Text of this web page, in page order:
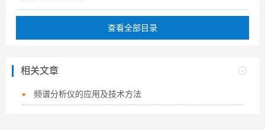
查看全部目录
相关文章
频谱分析仪的应用及技术方法